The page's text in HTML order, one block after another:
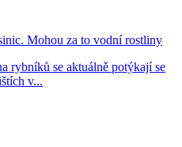
Mohou za to vodní rostliny
rybníků se aktuálně potýkají se
v...